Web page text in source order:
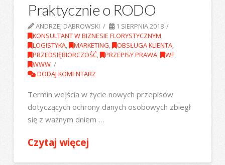
Praktycznie o RODO
ANDRZEJ DĄBROWSKI
1 SIERPNIA 2018
KONSULTANT W BIZNESIE FLORYSTYCZNYM,
LOGISTYKA, MARKETING, OBSŁUGA KLIENTA,
PRZEDSIĘBIORCZOŚĆ, PRZEPISY PRAWA, WF,
WWW
DODAJ KOMENTARZ
Termin wejścia w życie nowych przepisów
dotyczących ochrony danych osobowych zbiegł
się z ważnym dniem …
Czytaj więcej